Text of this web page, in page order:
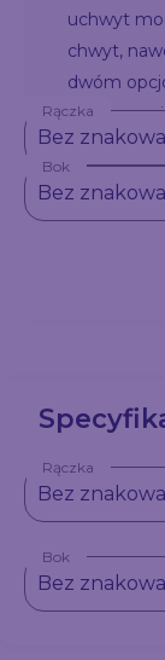
uchwyt
chwyt,
dwóm
dzień, w
Rączka
Bez
Bok
Bez
Rączka
Bez
Bok
Bez